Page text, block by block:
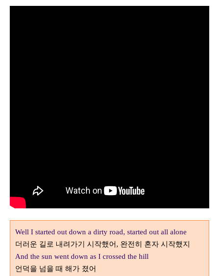
Well I started out down a dirty road, started out all alone
더러운 길로 내려가기 시작했어, 완전히 혼자 시작했지
And the sun went down as I crossed the hill
언덕을 넘을 때 해가 졌어